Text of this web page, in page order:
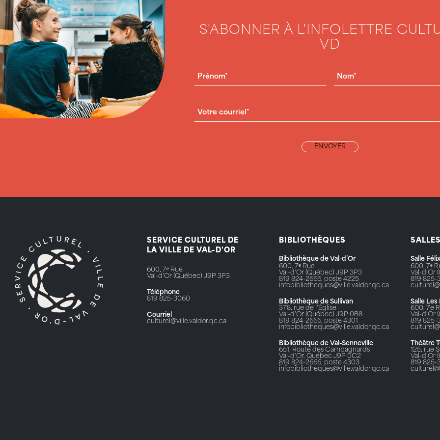
S'ABONNER À L'INFOLETTRE
VD
PRÉNOM NOM(NÉCESSAIRE)
COURRIEL (NÉCESSAIRE)
SERVICE CULTUREL DE
LA VILLE DE VAL-D'OR
600, 7ᵉ Rue
Val-d'Or (Québec) J9P 3P3
Téléphone
819 825-3060
Courriel
culturel@ville.valdor.qc.ca
BIBLIOTHÈQUES
Bibliothèque de Val-d’Or
600, 7ᵉ Rue
Val-d'Or (Québec) J9P 3P3
819 824-2666, poste 4225
infobibliotheques@ville.valdor.qc.ca
Bibliothèque de Sullivan
378, rue de l’Église
Val-d’Or (Québec) J9P 0B8
819 824-2666, poste 4301
infobibliotheques@ville.valdor.qc.ca
Bibliothèque de Val-Senneville
651, Route des Campagnards
Val-d'Or, Québec J9P 0C2
819 824-2666, poste 4303
infobibliotheques@ville.valdor.qc.ca
Salle
600, 7ᵉ
Val-d'Or
819 825-
Salle
600, 7e
Val-d'Or
819 825-
Théâtre
125, rue
Val-d'Or
819 825-